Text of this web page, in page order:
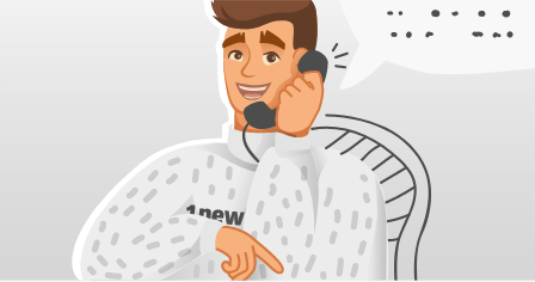
устойчивый спрос со стороны аудитории, которой
важны тишина, умеренная плотность заселения и
более локальный формат проживания. В
маркетинговом смысле сильной стороной такого
объекта становится не только архитектура или цена,
но и сама редкость подобного предложения на фоне
более крупных многоквартирных проектов.
Рыночное позиционирование и особенности
проекта